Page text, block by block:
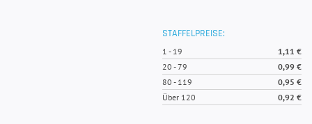
STAFFELPREISE:
1 - 19
1,11 €
20 -79
0,99 €
80 - 119
0,95 €
Über 120
0,92 €